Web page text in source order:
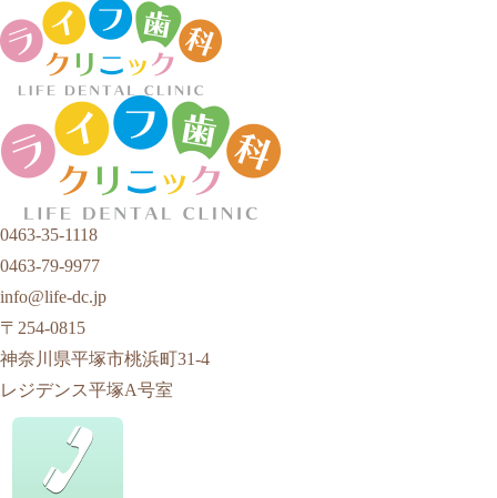
0463-35-1118
0463-79-9977
info@life-dc.jp
〒254-0815
神奈川県平塚市桃浜町31-4
レジデンス平塚A号室